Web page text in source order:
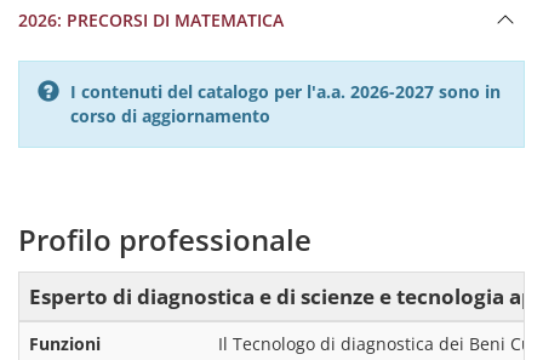
2026: PRECORSI DI MATEMATICA
I contenuti del catalogo per l'a.a. 2026-2027 sono in
corso di aggiornamento
Profilo professionale
Esperto di diagnostica e di scienze e tecnologia
Funzioni
Il Tecnologo di diagnostica dei Beni